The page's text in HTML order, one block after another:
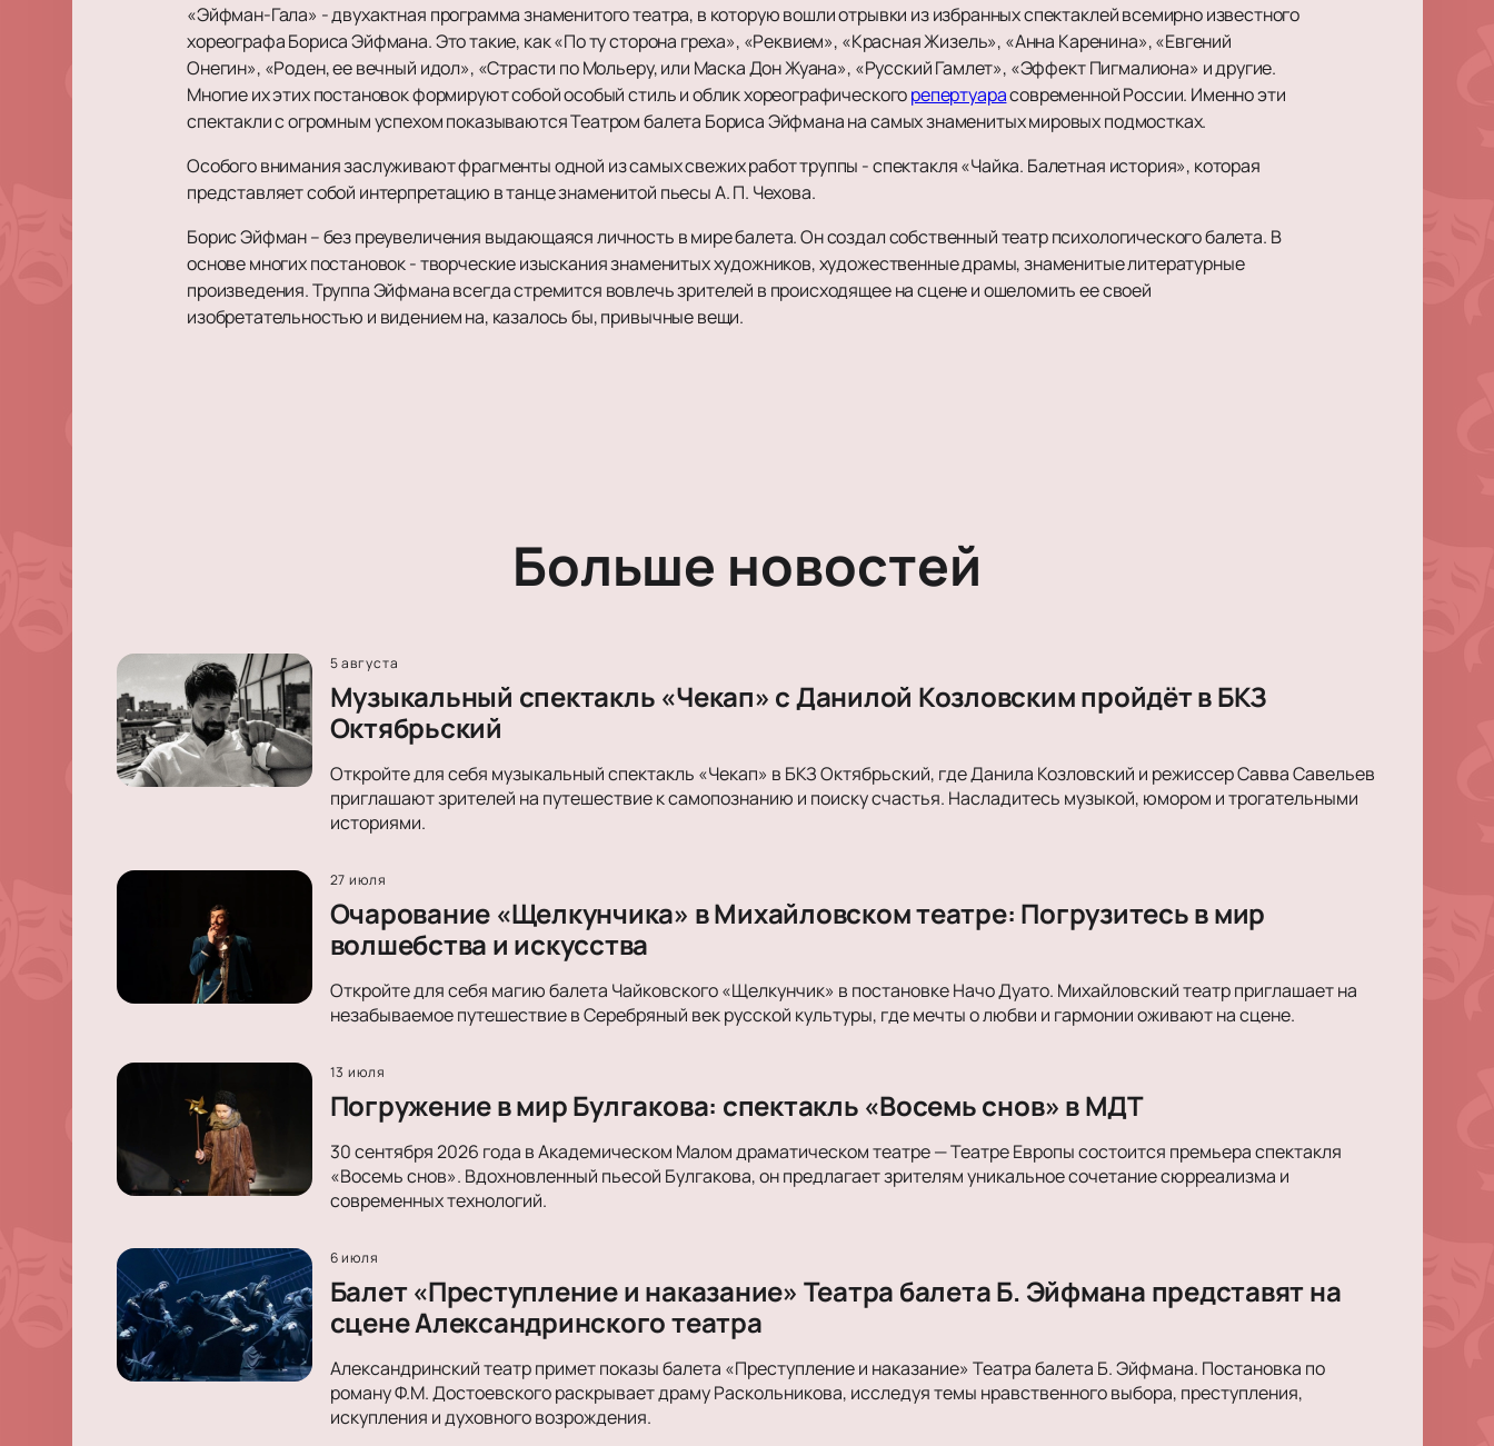
«Эйфман-Гала» - двухактная программа знаменитого театра, в которую вошли отрывки из избранных спектаклей всемирно известного
хореографа Бориса Эйфмана. Это такие, как «По ту сторона греха», «Реквием», «Красная Жизель», «Анна Каренина», «Евгений
Онегин», «Роден, ее вечный идол», «Страсти по Мольеру, или Маска Дон Жуана», «Русский Гамлет», «Эффект Пигмалиона» и другие.
Многие их этих постановок формируют собой особый стиль и облик хореографическогорепертуарасовременной России. Именно эти
спектакли с огромным успехом показываются Театром балета Бориса Эйфмана на самых знаменитых мировых подмостках.
Особого внимания заслуживают фрагменты одной из самых свежих работ труппы - спектакля «Чайка. Балетная история», которая
представляет собой интерпретацию в танце знаменитой пьесы А. П. Чехова.
Борис Эйфман – без преувеличения выдающаяся личность в мире балета. Он создал собственный театр психологического балета. В
основе многих постановок - творческие изыскания знаменитых художников, художественные драмы, знаменитые литературные
произведения. Труппа Эйфмана всегда стремится вовлечь зрителей в происходящее на сцене и ошеломить ее своей
изобретательностью и видением на, казалось бы, привычные вещи.
Больше новостей
5 августа
Музыкальный спектакль «Чекап» с Данилой Козловским пройдёт в БКЗ
Октябрьский
Откройте для себя музыкальный спектакль «Чекап» в БКЗ Октябрьский, где Данила Козловский и режиссер Савва Савельев
приглашают зрителей на путешествие к самопознанию и поиску счастья. Насладитесь музыкой, юмором и трогательными
историями.
27 июля
Очарование «Щелкунчика» в Михайловском театре: Погрузитесь в мир
волшебства и искусства
Откройте для себя магию балета Чайковского «Щелкунчик» в постановке Начо Дуато. Михайловский театр приглашает на
незабываемое путешествие в Серебряный век русской культуры, где мечты о любви и гармонии оживают на сцене.
13 июля
Погружение в мир Булгакова: спектакль «Восемь снов» в МДТ
30 сентября 2026 года в Академическом Малом драматическом театре — Театре Европы состоится премьера спектакля
«Восемь снов». Вдохновленный пьесой Булгакова, он предлагает зрителям уникальное сочетание сюрреализма и
современных технологий.
6 июля
Балет «Преступление и наказание» Театра балета Б. Эйфмана представят на
сцене Александринского театра
Александринский театр примет показы балета «Преступление и наказание» Театра балета Б. Эйфмана. Постановка по
роману Ф.М. Достоевского раскрывает драму Раскольникова, исследуя темы нравственного выбора, преступления,
искупления и духовного возрождения.